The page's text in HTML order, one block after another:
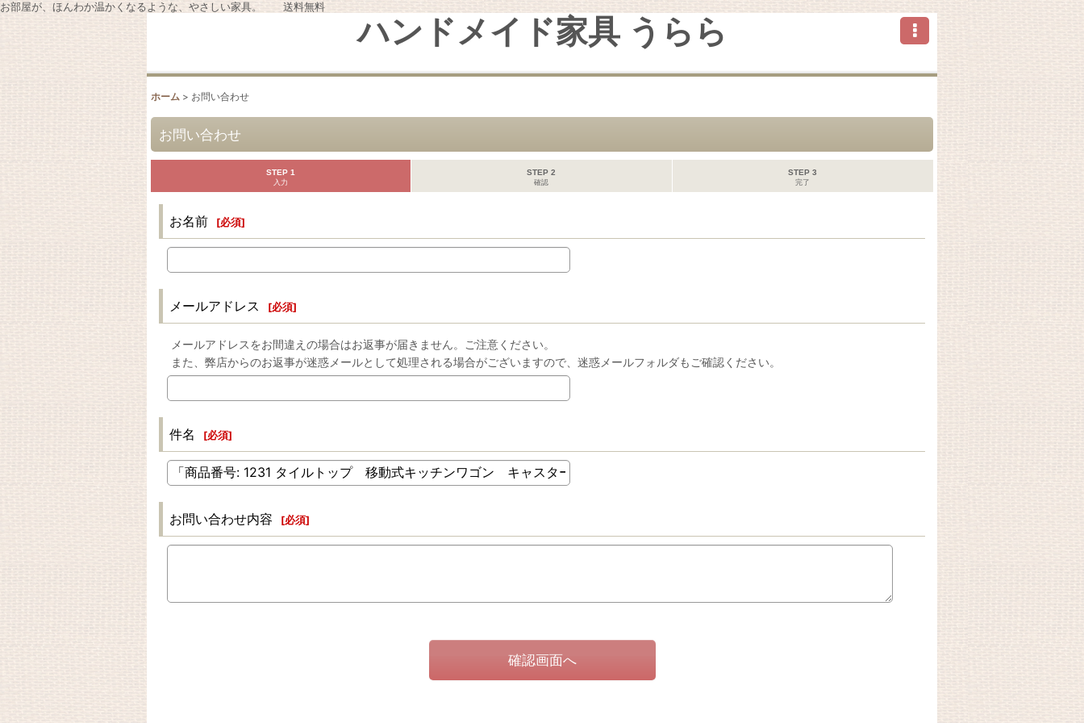
お部屋が、ほんわか温かくなるような、やさしい家具。 送料無料 ハンドメイド家具 うらら
ホーム > お問い合わせ
お問い合わせ
STEP 1
入力
STEP 2
確認
STEP 3
完了
お名前 [必須]
メールアドレス [必須]
メールアドレスをお間違えの場合はお返事が届きません。ご注意ください。
また、弊店からのお返事が迷惑メールとして処理される場合がございますので、迷惑メールフォルダもご確認ください。
件名 [必須]
お問い合わせ内容 [必須]
確認画面へ